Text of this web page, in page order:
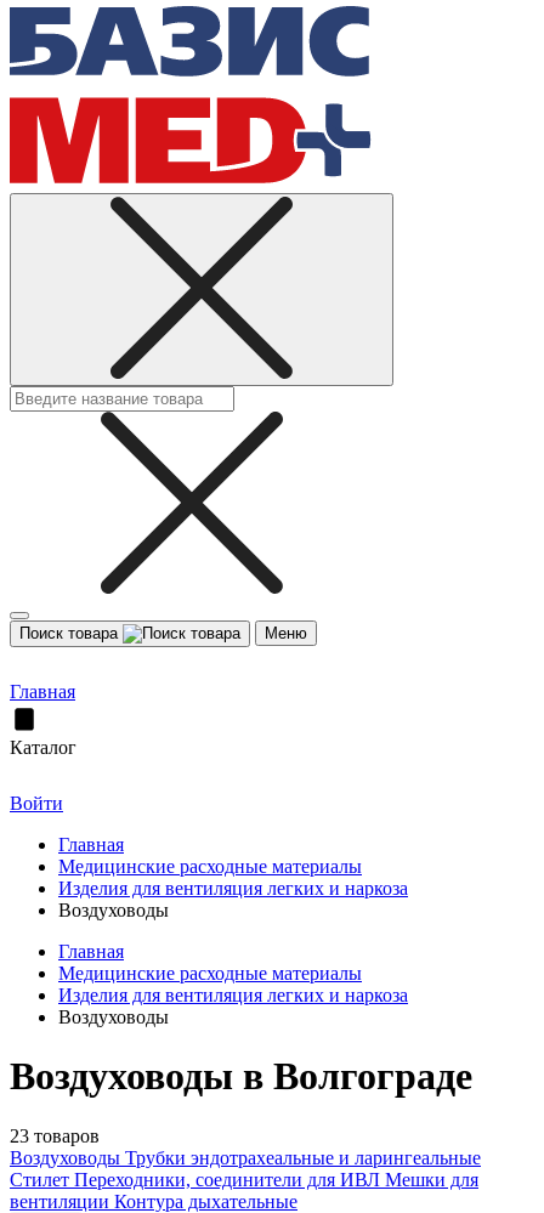
Поиск товара Меню
Главная
Каталог
Войти
Главная
Медицинские расходные материалы
Изделия для вентиляция легких и наркоза
Воздуховоды
Главная
Медицинские расходные материалы
Изделия для вентиляция легких и наркоза
Воздуховоды
Воздуховоды в Волгограде
23 товаров
Воздуховоды Трубки эндотрахеальные и ларингеальные
Стилет Переходники, соединители для ИВЛ Мешки для
вентиляции Контура дыхательные